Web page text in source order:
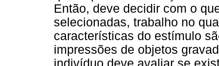
Então, deve decidir com o
selecionadas, trabalho no
características do estímulo
impressões de objetos
indivíduo deve avaliar se